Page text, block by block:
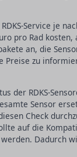
Service je
pro Rad
an, die
Preise zu
der RDKS-
Sensor
Check
auf die
Dadurch